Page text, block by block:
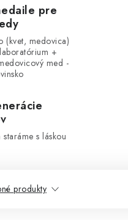
pre
(kvet, medovica)
+
med -
s láskou
produkty